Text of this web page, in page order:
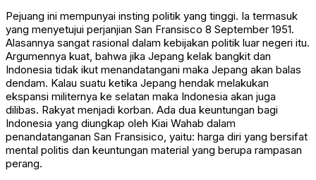
Pejuang ini mempunyai insting politik yang tinggi. Ia termasuk
yang menyetujui perjanjian San Fransisco 8 September 1951.
Alasannya sangat rasional dalam kebijakan politik luar negeri itu.
Argumennya kuat, bahwa jika Jepang kelak bangkit dan
Indonesia tidak ikut menandatangani maka Jepang akan balas
dendam. Kalau suatu ketika Jepang hendak melakukan
ekspansi militernya ke selatan maka Indonesia akan juga
dilibas. Rakyat menjadi korban. Ada dua keuntungan bagi
Indonesia yang diungkap oleh Kiai Wahab dalam
penandatanganan San Fransisico, yaitu: harga diri yang bersifat
mental politis dan keuntungan material yang berupa rampasan
perang.